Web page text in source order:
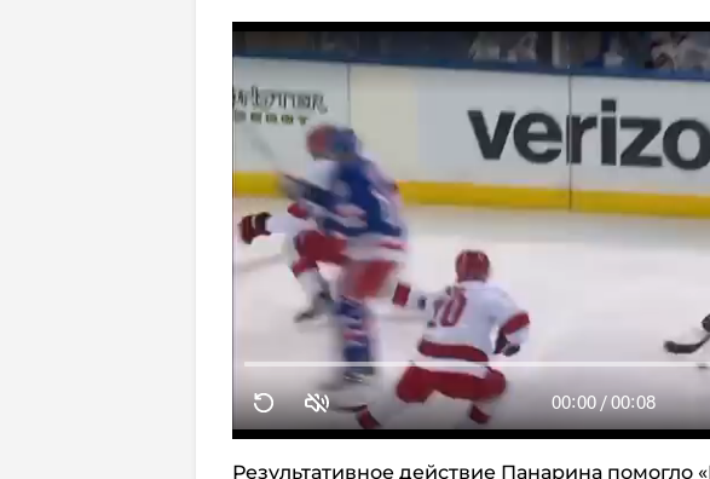
Результативное действие Панарина помогло